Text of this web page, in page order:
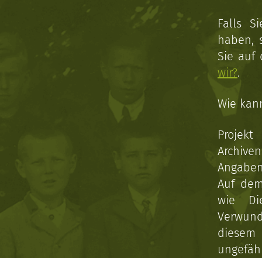
Falls
haben,
Sie auf
wir?.
Wie
Auf
wie